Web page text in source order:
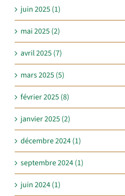
juin 2025 (1)
mai 2025 (2)
avril 2025 (7)
mars 2025 (5)
février 2025 (8)
janvier 2025 (2)
décembre 2024 (1)
septembre 2024 (1)
juin 2024 (1)